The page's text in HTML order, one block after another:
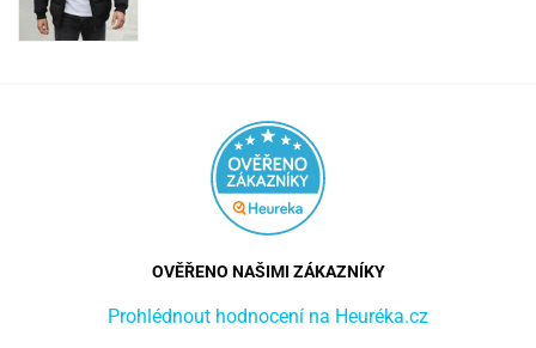
OVĚŘENO NAŠIMI ZÁKAZNÍKY
Prohlédnout hodnocení na Heuréka.cz